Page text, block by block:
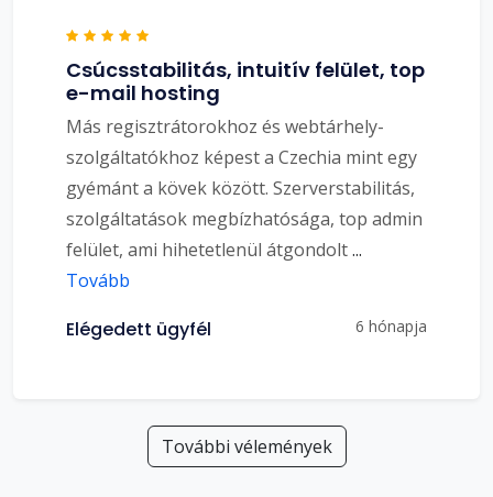
Csúcsstabilitás, intuitív felület, top
e-mail hosting
Más regisztrátorokhoz és webtárhely-
szolgáltatókhoz képest a Czechia mint egy
gyémánt a kövek között. Szerverstabilitás,
szolgáltatások megbízhatósága, top admin
felület, ami hihetetlenül átgondolt...
Tovább
Elégedett ügyfél 6 hónapja
További vélemények